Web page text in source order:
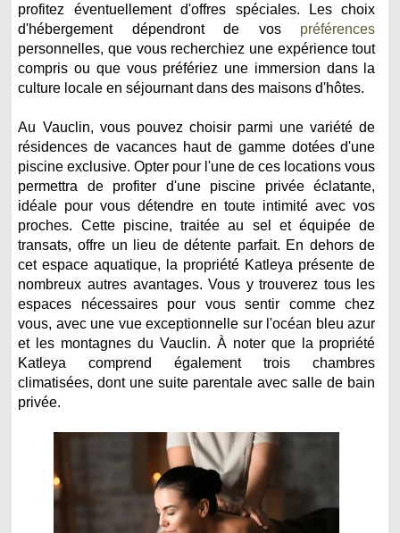
profitez éventuellement d'offres spéciales. Les choix
d'hébergement dépendront de vos préférences
personnelles, que vous recherchiez une expérience tout
compris ou que vous préfériez une immersion dans la
culture locale en séjournant dans des maisons d'hôtes.
Au Vauclin, vous pouvez choisir parmi une variété de
résidences de vacances haut de gamme dotées d'une
piscine exclusive. Opter pour l'une de ces locations vous
permettra de profiter d'une piscine privée éclatante,
idéale pour vous détendre en toute intimité avec vos
proches. Cette piscine, traitée au sel et équipée de
transats, offre un lieu de détente parfait. En dehors de
cet espace aquatique, la propriété Katleya présente de
nombreux autres avantages. Vous y trouverez tous les
espaces nécessaires pour vous sentir comme chez
vous, avec une vue exceptionnelle sur l'océan bleu azur
et les montagnes du Vauclin. À noter que la propriété
Katleya comprend également trois chambres
climatisées, dont une suite parentale avec salle de bain
privée.